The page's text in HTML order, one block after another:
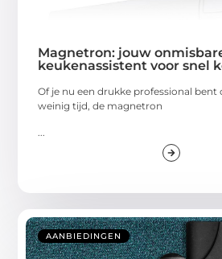
Magnetron: jouw
keukenassistent voor snel
Of je nu een drukke professional
weinig tijd, de magnetron
AANBIEDINGEN